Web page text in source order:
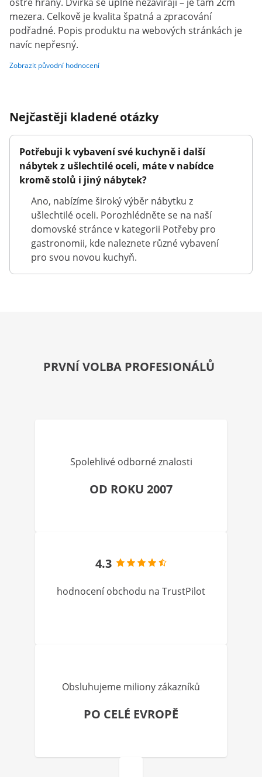
mezera. Celkově je kvalita špatná a zpracování
podřadné. Popis produktu na webových stránkách je
navíc nepřesný.
Zobrazit původní hodnocení
Nejčastěji kladené otázky
Potřebuji k vybavení své kuchyně i další
nábytek z ušlechtilé oceli, máte v nabídce
kromě stolů i jiný nábytek?
Ano, nabízíme široký výběr nábytku z
ušlechtilé oceli. Porozhlédněte se na naší
domovské stránce v kategorii Potřeby pro
gastronomii, kde naleznete různé vybavení
pro svou novou kuchyň.
PRVNÍ VOLBA PROFESIONÁLŮ
Spolehlivé odborné znalosti
OD ROKU 2007
4.3
hodnocení obchodu na TrustPilot
Obsluhujeme miliony zákazníků
PO CELÉ EVROPĚ